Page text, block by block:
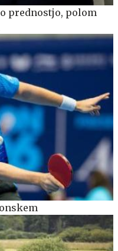
prednostjo, polom